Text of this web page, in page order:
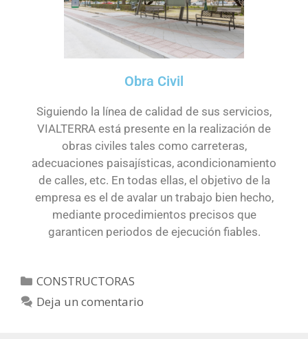
Obra Civil
Siguiendo la línea de calidad de sus servicios,
VIALTERRA está presente en la realización de
obras civiles tales como carreteras,
adecuaciones paisajísticas, acondicionamiento
de calles, etc. En todas ellas, el objetivo de la
empresa es el de avalar un trabajo bien hecho,
mediante procedimientos precisos que
garanticen periodos de ejecución fiables.
CONSTRUCTORAS
Deja un comentario